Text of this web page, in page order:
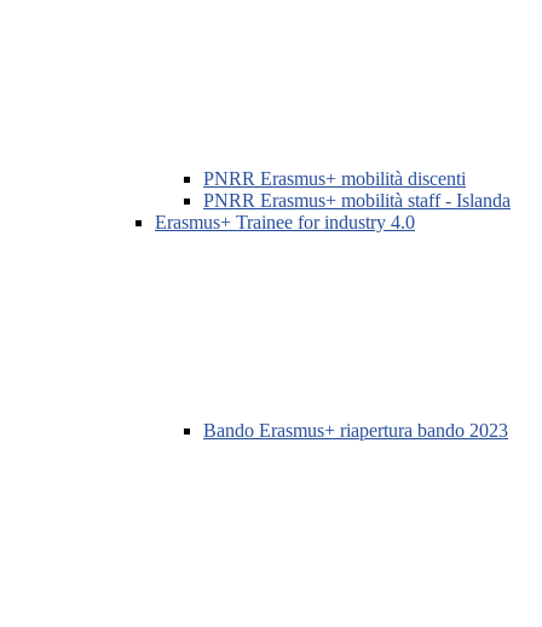
PNRR Erasmus+ mobilità discenti
PNRR Erasmus+ mobilità staff - Islanda
Erasmus+ Trainee for industry 4.0
Bando Erasmus+ riapertura bando 2023